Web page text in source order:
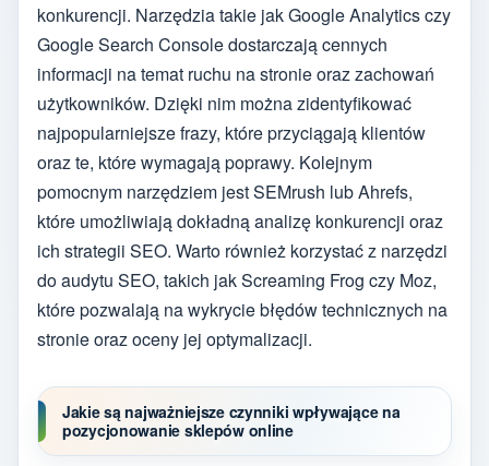
konkurencji. Narzędzia takie jak Google Analytics czy
Google Search Console dostarczają cennych
informacji na temat ruchu na stronie oraz zachowań
użytkowników. Dzięki nim można zidentyfikować
najpopularniejsze frazy, które przyciągają klientów
oraz te, które wymagają poprawy. Kolejnym
pomocnym narzędziem jest SEMrush lub Ahrefs,
które umożliwiają dokładną analizę konkurencji oraz
ich strategii SEO. Warto również korzystać z narzędzi
do audytu SEO, takich jak Screaming Frog czy Moz,
które pozwalają na wykrycie błędów technicznych na
stronie oraz oceny jej optymalizacji.
Jakie są najważniejsze czynniki wpływające na
pozycjonowanie sklepów online